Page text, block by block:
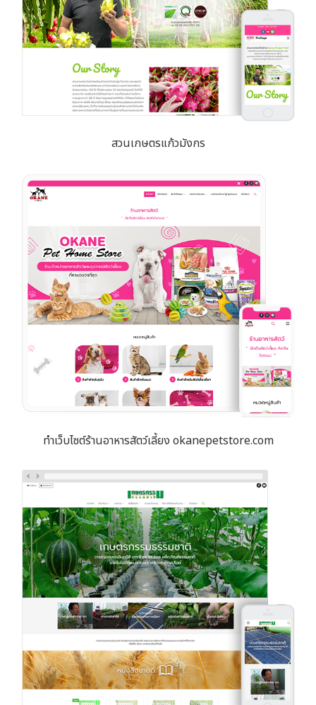
สวนเกษตรแก้วมังกร
ทำเว็บไซต์ร้านอาหารสัตว์เลี้ยง okanepetstore.com